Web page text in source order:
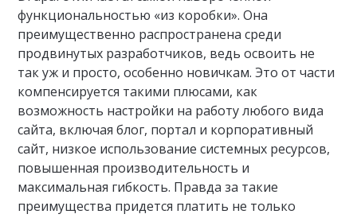
функциональностью «из коробки». Она
преимущественно распространена среди
продвинутых разработчиков, ведь освоить не
так уж и просто, особенно новичкам. Это от части
компенсируется такими плюсами, как
возможность настройки на работу любого вида
сайта, включая блог, портал и корпоративный
сайт, низкое использование системных ресурсов,
повышенная производительность и
максимальная гибкость. Правда за такие
преимущества придется платить не только